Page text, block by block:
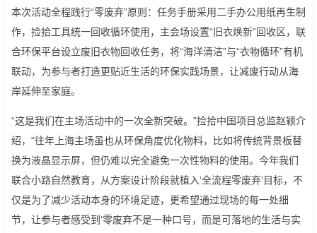
本次活动全程践行“零废弃”原则：任务手册采用二手办公用纸再生制
作，捡拾工具统一回收循环使用，主会场设置“旧衣焕新”回收区，联
合环保平台设立废旧衣物回收任务，将“海洋清洁”与“衣物循环”有机
联动，为参与者打造更贴近生活的环保实践场景，让减废行动从海
岸延伸至家庭。
“这是我们在主场活动中的一次全新突破。”捡拾中国项目总监赵颖介
绍，“往年上海主场虽也从环保角度优化物料，比如将传统背景板替
换为液晶显示屏，但仍难以完全避免一次性物料的使用。今年我们
联合小路自然教育，从方案设计阶段就植入‘全流程零废弃’目标，不
仅是为了减少活动本身的环境足迹，更希望通过现场的每一处细
节，让参与者感受到‘零废弃不是一种口号，而是可落地的生活与实